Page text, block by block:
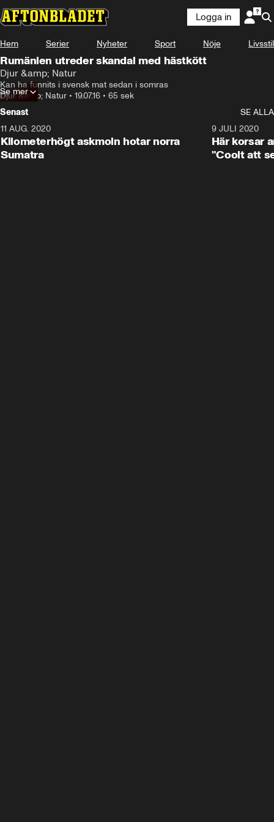
Logga in
Hem Serier Nyheter Sport Nöje Livsstil
Rumänien utreder skandal med hästkött
Djur &amp; Natur
Kan ha funnits i svensk mat sedan i somras
Djur &amp; Natur • 19.07.16 • 65 sek
Se mer
Senast
SE ALLA
11 AUG. 2020
Kilometerhögt askmoln hotar norra
Sumatra
9 JULI 2020
Här korsar
"Coolt att